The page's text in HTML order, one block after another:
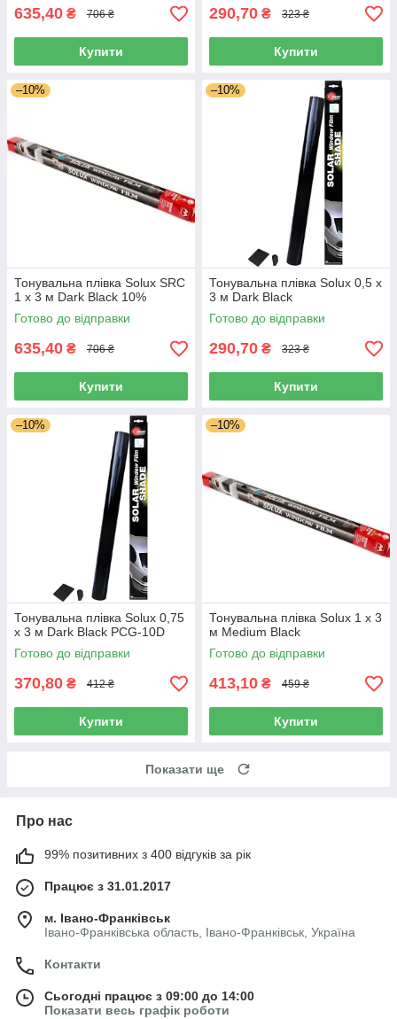
635,40 ₴ 706 ₴
Купити
290,70 ₴ 323 ₴
Купити
–10%
Тонувальна плівка Solux SRC
1 х 3 м Dark Black 10%
Готово до відправки
635,40 ₴ 706 ₴
Купити
–10%
Тонувальна плівка Solux 0,5 х
3 м Dark Black
Готово до відправки
290,70 ₴ 323 ₴
Купити
–10%
Тонувальна плівка Solux 0,75
х 3 м Dark Black PCG-10D
Готово до відправки
370,80 ₴ 412 ₴
Купити
–10%
Тонувальна плівка Solux 1 х 3
м Medium Black
Готово до відправки
413,10 ₴ 459 ₴
Купити
Показати ще
Про нас
99% позитивних з 400 відгуків за рік
Працює з 31.01.2017
м. Івано-Франківськ
Івано-Франківська область, Івано-Франківськ, Україна
Контакти
Сьогодні працює з 09:00 до 14:00
Показати весь графік роботи